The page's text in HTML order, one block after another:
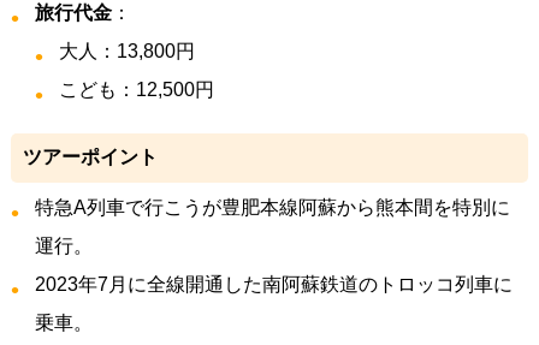
旅行代金：
大人：13,800円
こども：12,500円
ツアーポイント
特急A列車で行こうが豊肥本線阿蘇から熊本間を特別に
運行。
2023年7月に全線開通した南阿蘇鉄道のトロッコ列車に
乗車。